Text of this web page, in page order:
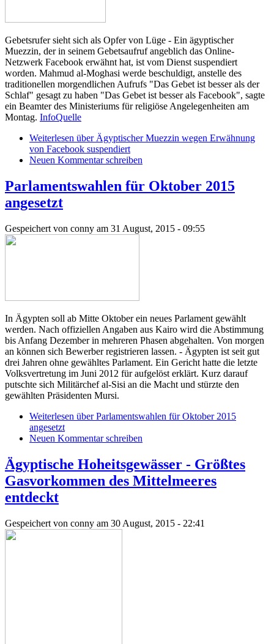
Gebetsrufer sieht sich als Opfer von Lüge - Ein ägyptischer
Muezzin, der in seinem Gebetsaufruf angeblich das Online-
Netzwerk Facebook erwähnt hat, ist vom Dienst suspendiert
worden. Mahmud al-Moghasi werde beschuldigt, anstelle des
traditionellen morgendlichen Aufrufs "Das Gebet ist besser als der
Schlaf" gesagt zu haben "Das Gebet ist besser als Facebook", sagte
ein Beamter des Ministeriums für religiöse Angelegenheiten am
Montag. InfoQuelle
Weiterlesen über Ägyptischer Muezzin wegen Erwähnung
von Facebook suspendiert
Neuen Kommentar schreiben
Parlamentswahlen für Oktober 2015
angesetzt
Gespeichert von conny am 31 August, 2015 - 09:55
In Ägypten soll ab Mitte Oktober ein neues Parlament gewählt
werden. Nach offiziellen Angaben aus Kairo wird die Abstimmung
bis Anfang Dezember in mehreren Phasen abgehalten. Von morgen
an können sich Bewerber registrieren lassen. - Ägypten ist seit gut
drei Jahren ohne gewähltes Parlament. Ein Gericht hatte die letzte
Volksvertretung im Juni 2012 für aufgelöst erklärt. Kurz darauf
putschte sich Militärchef al-Sisi an die Macht und stürzte den
gewählten Präsidenten Mursi.
Weiterlesen über Parlamentswahlen für Oktober 2015
angesetzt
Neuen Kommentar schreiben
Ägyptische Hoheitsgewässer - Größtes
Gasvorkommen des Mittelmeeres
entdeckt
Gespeichert von conny am 30 August, 2015 - 22:41